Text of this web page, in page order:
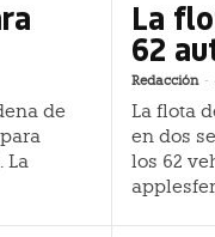
de
La
La
62
Redacción -
La flota
en dos
los 62